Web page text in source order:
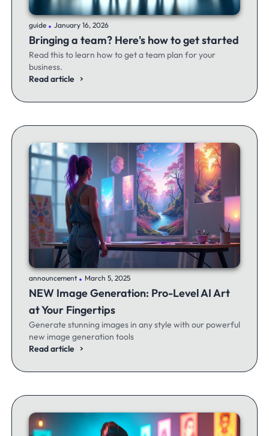
guide .January 16, 2026
Bringing a team? Here's how to get started
Read this to learn how to get a team plan for your
business.
Read article
announcement .March 5, 2025
NEW Image Generation: Pro-Level AI Art
at Your Fingertips
Generate stunning images in any style with our powerful
new image generation tools
Read article